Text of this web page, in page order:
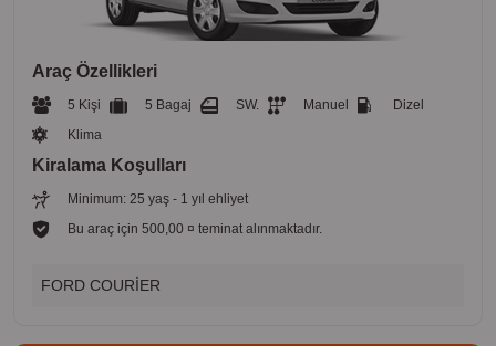
Araç Özellikleri
5 Kişi 5 Bagaj SW. Manuel
Dizel
Klima
Kiralama Koşulları
Minimum: 25 yaş - 1 yıl ehliyet
Bu araç için 500,00 ¤ teminat alınmaktadır.
FORD COURİER